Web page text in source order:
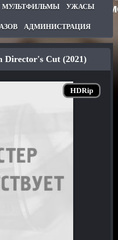
МУЛЬТФИЛЬМЫ УЖАСЫ
АДМИНИСТРАЦИЯ
HDRip
Director's Cut (2021)